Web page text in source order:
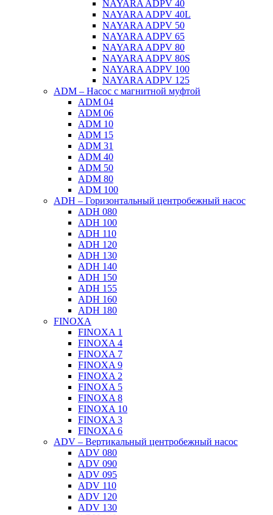
NAYARA ADPV 40
NAYARA ADPV 40L
NAYARA ADPV 50
NAYARA ADPV 65
NAYARA ADPV 80
NAYARA ADPV 80S
NAYARA ADPV 100
NAYARA ADPV 125
ADM – Насос с магнитной муфтой
ADM 04
ADM 06
ADM 10
ADM 15
ADM 31
ADM 40
ADM 50
ADM 80
ADM 100
ADH – Горизонтальный центробежный насос
ADH 080
ADH 100
ADH 110
ADH 120
ADH 130
ADH 140
ADH 150
ADH 155
ADH 160
ADH 180
FINOXA
FINOXA 1
FINOXA 4
FINOXA 7
FINOXA 9
FINOXA 2
FINOXA 5
FINOXA 8
FINOXA 10
FINOXA 3
FINOXA 6
ADV – Вертикальный центробежный насос
ADV 080
ADV 090
ADV 095
ADV 110
ADV 120
ADV 130